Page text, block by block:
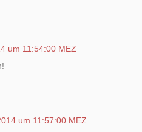
um 11:54:00 MEZ
um 11:57:00 MEZ